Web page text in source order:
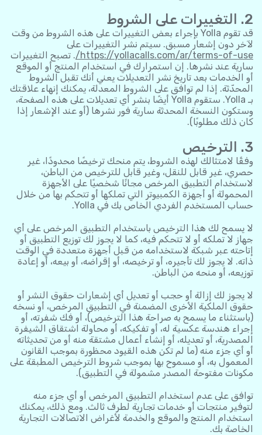
2. التغييرات على الشروط
قد تقوم Yolla بإجراء بعض التغييرات على هذه الشروط من وقت
لآخر دون إشعار مسبق. سيتم نشر التغييرات على
https://yollacalls.com/ar/terms-of-use/ . تصبح التغييرات
سارية عند نشرها. إن استمرارك في استخدام المنتج أو الموقع
أو الخدمات بعد تاريخ نشر التعديلات يعني أنك تقبل الشروط
المحدّثة. إذا لم توافق على الشروط المعدلة، يمكنك إنهاء علاقتك
بـ Yolla. ستقوم Yolla أيضًا بنشر أي تعديلات على هذه الصفحة،
وستكون النسخة المحدثة سارية فور نشرها (أو عند الإشعار إذا
كان ذلك مطلوبًا).
3. الترخيص
وفقًا لامتثالك لهذه الشروط، يتم منحك ترخيصًا محدودًا، غير
حصري، غير قابل للنقل، وغير قابل للترخيص من الباطن،
لاستخدام التطبيق المرخص مجانًا شخصيًا على الأجهزة
المحمولة أو أجهزة الكمبيوتر التي تملكها أو تتحكم بها من خلال
حساب المستخدم الفردي الخاص بك في Yolla.
لا يسمح لك هذا الترخيص باستخدام التطبيق المرخص على أي
جهاز لا تملكه أو لا تتحكم فيه، كما لا يجوز لك توزيع التطبيق أو
إتاحته عبر شبكة لاستخدامه من قبل أجهزة متعددة في الوقت
ذاته. لا يجوز لك تأجيره، أو ترخيصه، أو إقراضه، أو بيعه، أو إعادة
توزيعه، أو منحه من الباطن.
لا يجوز لك إزالة أو حجب أو تعديل أي إشعارات حقوق النشر أو
حقوق الملكية الأخرى المضمنة في التطبيق المرخص، أو نسخه
(باستثناء ما يسمح به صراحة هذا الترخيص)، أو فك شفرته، أو
إجراء هندسة عكسية له، أو تفكيكه، أو محاولة اشتقاق الشيفرة
المصدرية، أو تعديله، أو إنشاء أعمال مشتقة منه أو من تحديثاته
أو أي جزء منه (ما لم تكن هذه القيود محظورة بموجب القانون
المعمول به، أو مسموح بها بموجب شروط الترخيص المطبقة على
مكونات مفتوحة المصدر مشمولة في التطبيق).
توافق على عدم استخدام التطبيق المرخص أو أي جزء منه
لتوفير منتجات أو خدمات تجارية لطرف ثالث. ومع ذلك، يمكنك
استخدام المنتج والموقع والخدمة لأغراض الاتصالات التجارية
الخاصة بك.